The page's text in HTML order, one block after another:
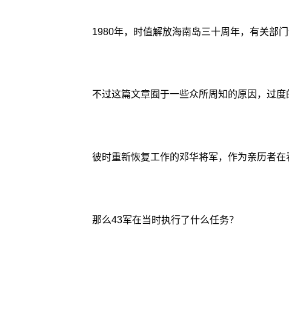
1980年，时值解放海南岛三十周年，有关部
不过这篇文章囿于一些众所周知的原因，过
彼时重新恢复工作的邓华将军，作为亲历者
那么43军在当时执行了什么任务？